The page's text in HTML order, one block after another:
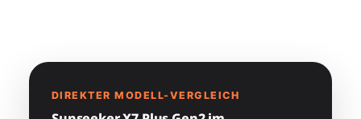
DIREKTER MODELL-VERGLEICH